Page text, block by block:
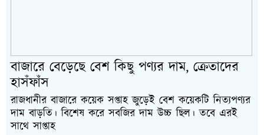
বাজারে বেড়েছে বেশ কিছু পণ্যর দাম, ক্রেতাদের
হাসঁফাঁস
রাজধানীর বাজারে কয়েক সপ্তাহ জুড়েই বেশ কয়েকটি নিত্যপণ্যর
দাম বাড়তি। বিশেষ করে সবজির দাম উচ্চ ছিল। তবে এরই
সাথে সাপ্তাহ